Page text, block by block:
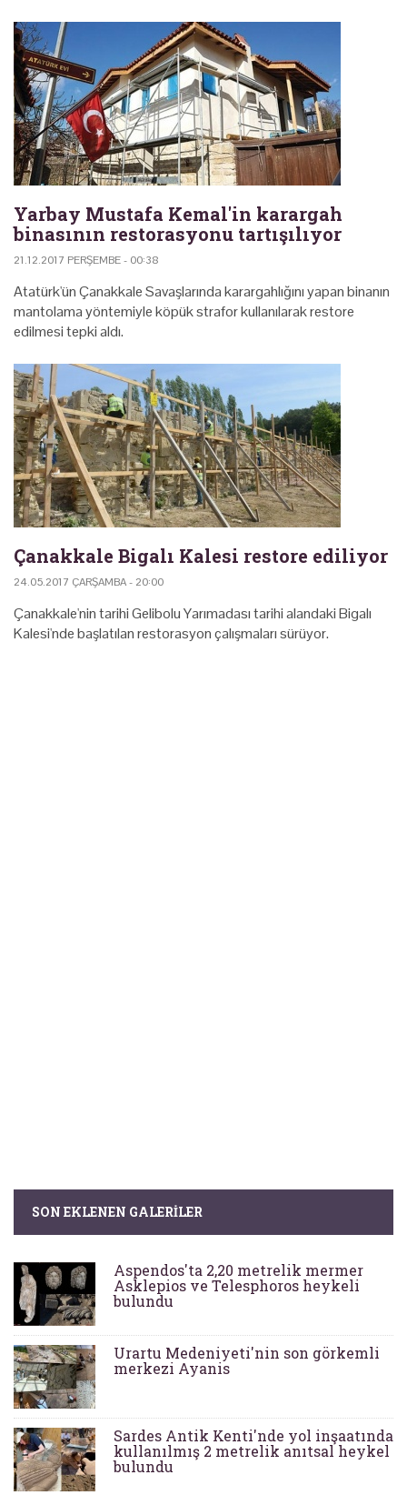
Yarbay Mustafa Kemal'in karargah
binasının restorasyonu tartışılıyor
21.12.2017 PERŞEMBE - 00:38
Atatürk'ün Çanakkale Savaşlarında karargahlığını yapan binanın
mantolama yöntemiyle köpük strafor kullanılarak restore
edilmesi tepki aldı.
Çanakkale Bigalı Kalesi restore ediliyor
24.05.2017 ÇARŞAMBA - 20:00
Çanakkale'nin tarihi Gelibolu Yarımadası tarihi alandaki Bigalı
Kalesi'nde başlatılan restorasyon çalışmaları sürüyor.
SON EKLENEN GALERILER
Aspendos'ta 2,20 metrelik mermer
Asklepios ve Telesphoros heykeli
bulundu
Urartu Medeniyeti'nin son görkemli
merkezi Ayanis
Sardes Antik Kenti'nde yol inşaatında
kullanılmış 2 metrelik anıtsal heykel
bulundu